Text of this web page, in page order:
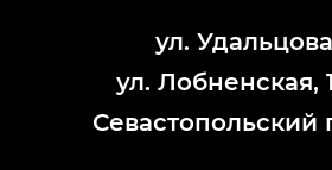
ул.
ул. Лобненская,
Севастопольский